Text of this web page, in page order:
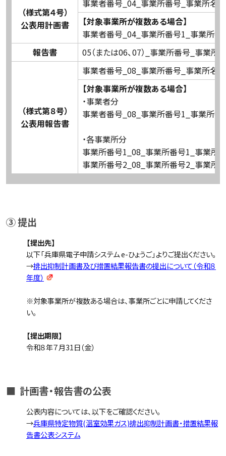
（様式第４号）
公表用計画書
事業者番号_04_事業所番号_事業所名
【対象事業所が複数ある場合】
事業者番号_04_事業所番号1_事業所番
報告書
05（または06、07）_事業所番号_事業所
（様式第８号）
公表用報告書
事業者番号_08_事業所番号_事業所名
【対象事業所が複数ある場合】
・事業者分
事業者番号_08_事業所番号1_事業所番
・各事業所分
事業所番号1_08_事業所番号1_事業所
事業所番号2_08_事業所番号2_事業所
③ 提出
【提出先】
以下「兵庫県電子申請システム e-ひょうご」よりご提出ください。
→排出抑制計画書及び措置結果報告書の提出について（令和８
年度）
※対象事業所が複数ある場合は、事業所ごとに申請してくださ
い。
【提出期限】
令和８年７月31日（金）
■ 計画書・報告書の公表
公表内容については、以下をご確認ください。
→兵庫県特定物質(温室効果ガス)排出抑制計画書・措置結果報
告書公表システム